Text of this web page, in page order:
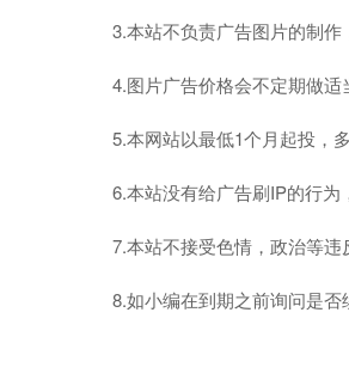
3.本站不负责广告图片的制
4.图片广告价格会不定期做适
5.本网站以最低1个月起投，
6.本站没有给广告刷IP的行
7.本站不接受色情，政治等违
8.如小编在到期之前询问是否